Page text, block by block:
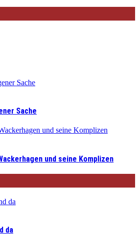
Sache
und seine Komplizen
da